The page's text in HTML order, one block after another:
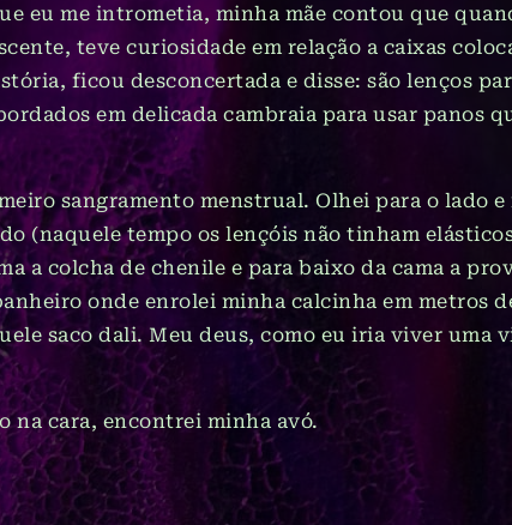
eu me intrometia, minha mãe contou que
teve curiosidade em relação a caixas
ficou desconcertada e disse: são lenços
em delicada cambraia para usar panos
sangramento menstrual. Olhei para o lado
(naquele tempo os lençóis não tinham
a colcha de chenile e para baixo da cama a
onde enrolei minha calcinha em metros
saco dali. Meu deus, como eu iria viver uma
na cara, encontrei minha avó.